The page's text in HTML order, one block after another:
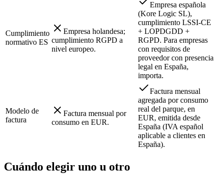
Cumplimiento
normativo ES
Empresa holandesa;
cumplimiento RGPD a
nivel europeo.
Empresa española
(Kore Logic SL),
cumplimiento LSSI-CE
+ LOPDGDD +
RGPD. Para empresas
con requisitos de
proveedor con presencia
legal en España,
importa.
Modelo de
factura
Factura mensual por
consumo en EUR.
Factura mensual
agregada por consumo
real del parque, en
EUR, emitida desde
España (IVA español
aplicable a clientes en
España).
Cuándo elegir uno u otro